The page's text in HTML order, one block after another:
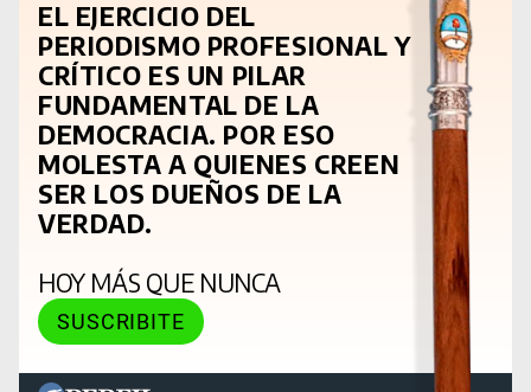
EL EJERCICIO DEL
PERIODISMO PROFESIONAL Y
CRÍTICO ES UN PILAR
FUNDAMENTAL DE LA
DEMOCRACIA. POR ESO
MOLESTA A QUIENES CREEN
SER LOS DUEÑOS DE LA
VERDAD.
HOY MÁS QUE NUNCA
SUSCRIBITE